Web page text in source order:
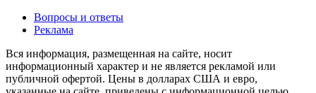
Вопросы и ответы
Реклама
Вся информация, размещенная на сайте, носит
информационный характер и не является рекламой или
публичной офертой. Цены в долларах США и евро,